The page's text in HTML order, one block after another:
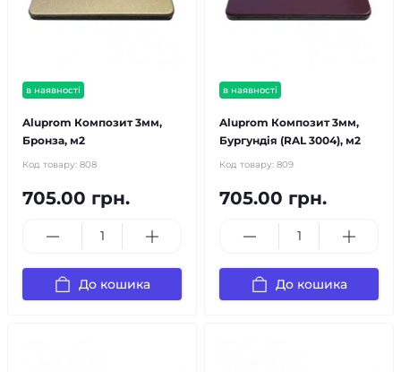
в наявності
Aluprom Композит 3мм,
Бронза, м2
Код товару: 808
705.00 грн.
До кошика
в наявності
Aluprom Композит 3мм,
Бургундія (RAL 3004), м2
Код товару: 809
705.00 грн.
До кошика